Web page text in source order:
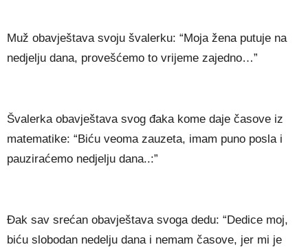
Muž obavještava svoju švalerku: “Moja žena putuje na
nedjelju dana, provešćemo to vrijeme zajedno…”
Švalerka obavještava svog đaka kome daje časove iz
matematike: “Biću veoma zauzeta, imam puno posla i
pauziraćemo nedjelju dana..:”
Đak sav srećan obavještava svoga dedu: “Dedice moj,
biću slobodan nedelju dana i nemam časove, jer mi je